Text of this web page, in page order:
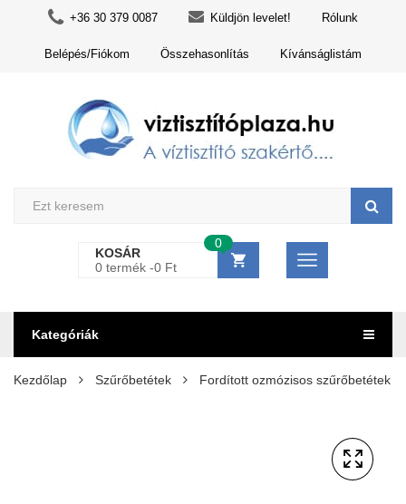
+36 30 379 0087 Küldjön levelet! Rólunk
Belépés/Fiókom Összehasonlítás Kívánságlistám
KOSÁR
0 termék -0 Ft
0
Kategóriák
Kezdőlap Szűrőbetétek Fordított ozmózisos szűrőbetétek